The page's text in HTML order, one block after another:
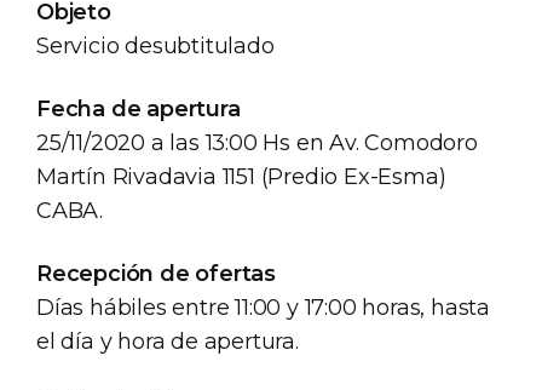
Objeto
Servicio desubtitulado
Fecha de apertura
25/11/2020 a las 13:00 Hs en Av. Comodoro
Martín Rivadavia 1151 (Predio Ex-Esma)
CABA.
Recepción de ofertas
Días hábiles entre 11:00 y 17:00 horas, hasta
el día y hora de apertura.